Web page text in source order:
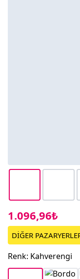
1.096,96₺
DİĞER
Renk: Kahverengi